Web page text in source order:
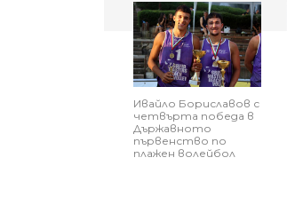
Ивайло Бориславов с
четвърта победа в
Държавното
първенство по
плажен волейбол